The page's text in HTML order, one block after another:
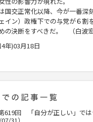
国交正常化以降、今が一番深
イン）政権下での与党が６
の決断をすべきだ。 （白波宏
年)03月18日
619回 「自分が正しい」で